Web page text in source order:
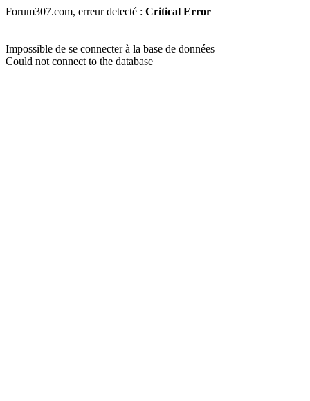
Forum307.com, erreur detecté : Critical Error
Impossible de se connecter à la base de données
Could not connect to the database